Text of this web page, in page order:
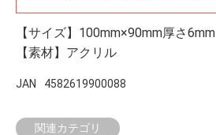
【サイズ】100mm×90mm厚さ6mm
【素材】アクリル
JAN 4582619900088
関連カテゴリ